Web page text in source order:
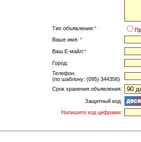
Тип объявления:* П
Ваше имя: *
Ваш Е-майл:*
Город:
Телефон:
(по шаблону: (095) 344356)
Срок хранения объявления:
Защитный код:
Напишите код цифрами: